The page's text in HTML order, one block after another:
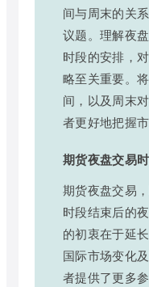
间与周末的关
议题。理解夜
时段的安排，
略至关重要。
间，以及周末
者更好地把握市
期货夜盘交易
期货夜盘交易
时段结束后的
的初衷在于延
国际市场变化
者提供了更多